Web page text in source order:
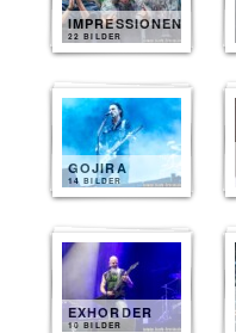
IMPRESSIONEN
22 BILDER
GOJIRA
14 BILDER
EXHORDER
10 BILDER